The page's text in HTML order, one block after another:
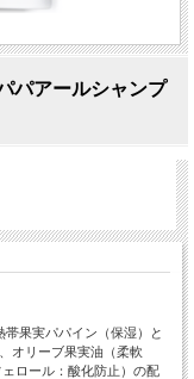
パアールシャンプ
果実パパイン（保湿）と
オリーブ果実油（柔軟
ロール：酸化防止）の配